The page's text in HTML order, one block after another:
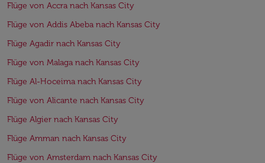
Flüge von Accra nach Kansas City
Flüge von Addis Abeba nach Kansas City
Flüge Agadir nach Kansas City
Flüge von Malaga nach Kansas City
Flüge Al-Hoceima nach Kansas City
Flüge von Alicante nach Kansas City
Flüge Algier nach Kansas City
Flüge Amman nach Kansas City
Flüge von Amsterdam nach Kansas City